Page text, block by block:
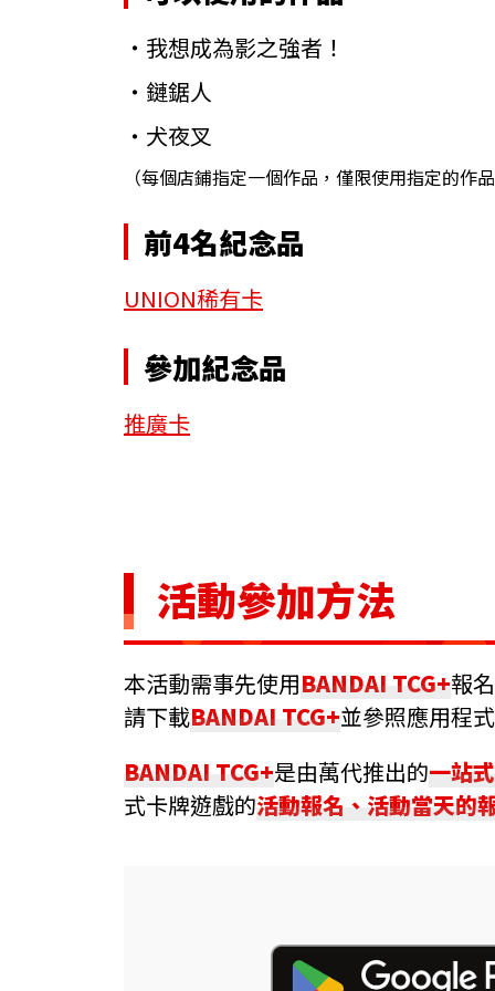
・我想成為影之強者！
・鏈鋸人
・犬夜叉
（每個店鋪指定一個作品，僅限使用指定的作
前4名紀念品
UNION稀有卡
參加紀念品
推廣卡
活動參加方法
本活動需事先使用BANDAI TCG+報
請下載BANDAI TCG+並參照應用程
BANDAI TCG+是由萬代推出的一站
式卡牌遊戲的活動報名、活動當天的